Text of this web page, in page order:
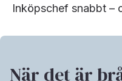
Inköpschef snabbt –
När det är